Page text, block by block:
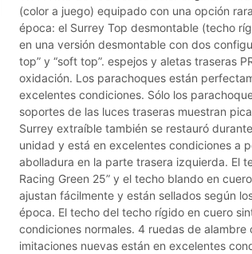
(color a juego) equipado con una opción
época: el Surrey Top desmontable (techo
en una versión desmontable con dos
top” y “soft top”. espejos y aletas traseras
oxidación. Los parachoques están
excelentes condiciones. Sólo los
soportes de las luces traseras muestran
Surrey extraíble también se restauró
unidad y está en excelentes condiciones a
abolladura en la parte trasera izquierda. El
Racing Green 25” y el techo blando en
ajustan fácilmente y están sellados según
época. El techo del techo rígido en cuero
condiciones normales. 4 ruedas de
imitaciones nuevas están en excelentes